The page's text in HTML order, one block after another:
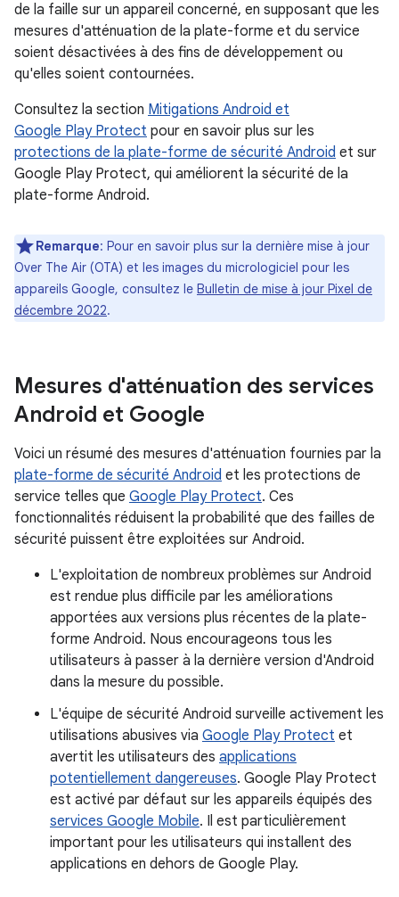
de la faille sur un appareil concerné, en supposant que les
mesures d'atténuation de la plate-forme et du service
soient désactivées à des fins de développement ou
qu'elles soient contournées.
Consultez la section Mitigations Android et
Google Play Protect pour en savoir plus sur les
protections de la plate-forme de sécurité Android et sur
Google Play Protect, qui améliorent la sécurité de la
plate-forme Android.
Remarque: Pour en savoir plus sur la dernière mise à jour
Over The Air (OTA) et les images du micrologiciel pour les
appareils Google, consultez le Bulletin de mise à jour Pixel de
décembre 2022.
Mesures d'atténuation des services
Android et Google
Voici un résumé des mesures d'atténuation fournies par la
plate-forme de sécurité Android et les protections de
service telles que Google Play Protect. Ces
fonctionnalités réduisent la probabilité que des failles de
sécurité puissent être exploitées sur Android.
L'exploitation de nombreux problèmes sur Android
est rendue plus difficile par les améliorations
apportées aux versions plus récentes de la plate-
forme Android. Nous encourageons tous les
utilisateurs à passer à la dernière version d'Android
dans la mesure du possible.
L'équipe de sécurité Android surveille activement les
utilisations abusives via Google Play Protect et
avertit les utilisateurs des applications
potentiellement dangereuses. Google Play Protect
est activé par défaut sur les appareils équipés des
services Google Mobile. Il est particulièrement
important pour les utilisateurs qui installent des
applications en dehors de Google Play.